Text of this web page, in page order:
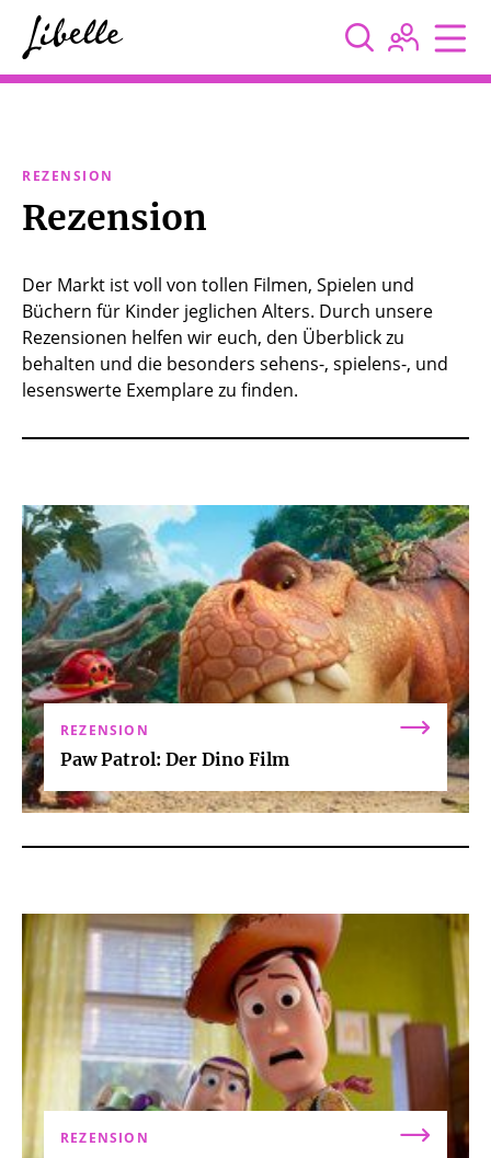
  
REZENSION
Rezension
Der Markt ist voll von tollen Filmen, Spielen und
Büchern für Kinder jeglichen Alters. Durch unsere
Rezensionen helfen wir euch, den Überblick zu
behalten und die besonders sehens-, spielens-, und
lesenswerte Exemplare zu finden.
REZENSION
Paw Patrol: Der Dino Film
REZENSION